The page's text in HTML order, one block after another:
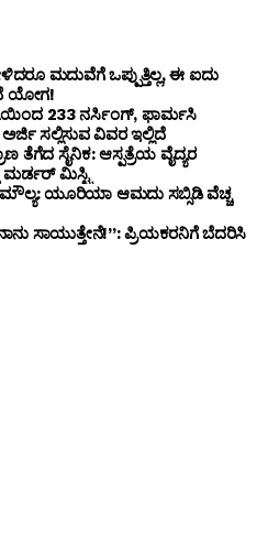
ಮದುವೆಗೆ ಒಪ್ಪುತ್ತಿಲ್ಲ, ಈ ಐದು
ಯೋಗ!
233 ನರ್ಸಿಂಗ್, ಫಾರ್ಮಸಿ
ಸಲ್ಲಿಸುವ ವಿವರ ಇಲ್ಲಿದೆ
ತೆಗೆದ ಸೈನಿಕ: ಆಸ್ಪತ್ರೆಯ ವೈದ್ಯರ
ಮಿಸ್ಟ್ರಿ
ಯೂರಿಯಾ ಆಮದು ಸಬ್ಸಿಡಿ ವೆಚ್ಚ
ನಾನು ಸಾಯುತ್ತೇನೆ!”: ಪ್ರಿಯಕರನಿಗೆ ಬೆದರಿಸಿ